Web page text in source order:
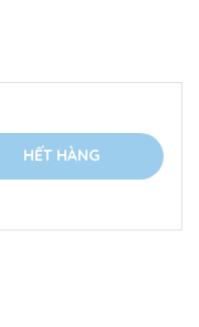
HẾT HÀNG